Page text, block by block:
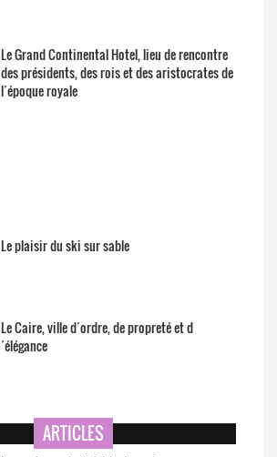
Le Grand Continental Hotel, lieu de rencontre
des présidents, des rois et des aristocrates de
l´époque royale
Le plaisir du ski sur sable
Le Caire, ville d´ordre, de propreté et d
´élégance
ARTICLES